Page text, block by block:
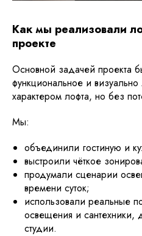
Как мы реализовали
проекте
Основной задачей проекта
функциональное и визуально
характером лофта, но без
Мы:
объединили гостиную и
выстроили чёткое
продумали сценарии
времени суток;
использовали реальные
освещения и сантехники,
студии.